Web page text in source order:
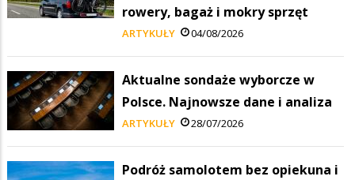
rowery, bagaż i mokry sprzęt
ARTYKUŁY 04/08/2026
Aktualne sondaże wyborcze w
Polsce. Najnowsze dane i analiza
ARTYKUŁY 28/07/2026
Podróż samolotem bez opiekuna i